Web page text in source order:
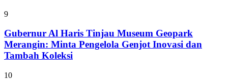
9
Gubernur Al Haris Tinjau Museum Geopark
Merangin: Minta Pengelola Genjot Inovasi dan
Tambah Koleksi
10